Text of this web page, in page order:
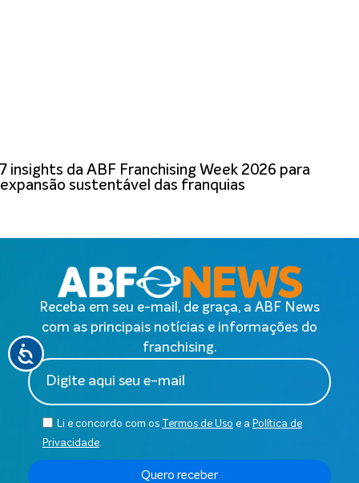
7 insights da ABF Franchising Week 2026 para
expansão sustentável das franquias
Receba em seu e-mail, de graça, a ABF News
com as principais notícias e informações do
franchising.
Li e concordo com os Termos de Uso e a Política de
Privacidade.
Quero receber